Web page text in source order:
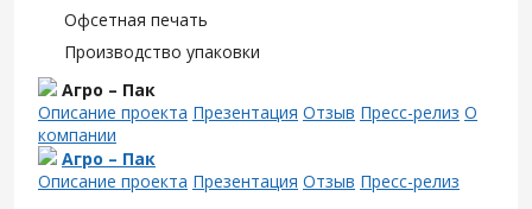
Офсетная печать
Производство упаковки
Агро – Пак
Описание проекта Презентация Отзыв Пресс-релиз О
компании
Агро – Пак
Описание проекта Презентация Отзыв Пресс-релиз